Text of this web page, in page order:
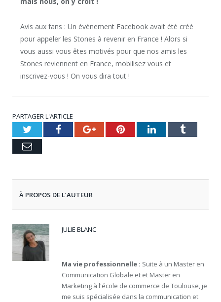
Avis aux fans : Un événement Facebook avait été créé
pour appeler les Stones à revenir en France ! Alors si
vous aussi vous êtes motivés pour que nos amis les
Stones reviennent en France, mobilisez vous et
inscrivez-vous ! On vous dira tout !
PARTAGER L'ARTICLE
TwitterFacebookGoogle+PinterestLinkedInTumblr
Email
À PROPOS DE L’AUTEUR
JULIE BLANC
Ma vie professionnelle : Suite à un Master en
Communication Globale et et Master en
Marketing à l'école de commerce de Toulouse, je
me suis spécialisée dans la communication et